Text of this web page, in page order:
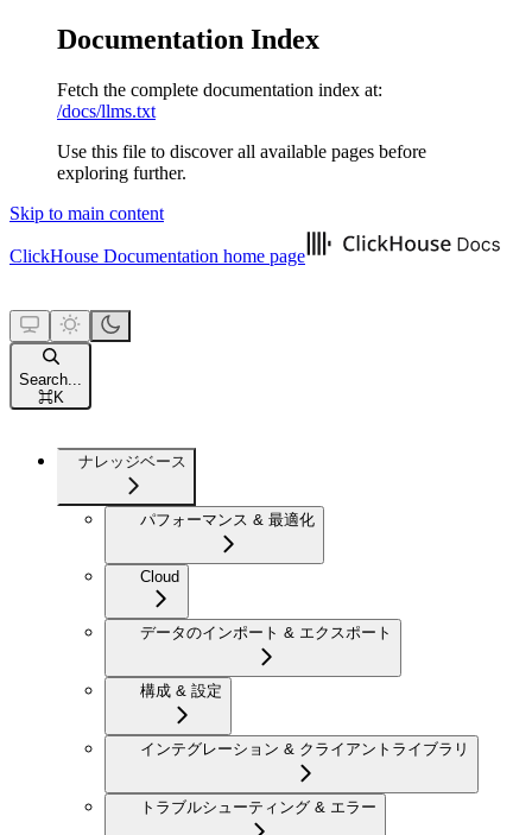
Documentation Index
Fetch the complete documentation index at:
/docs/llms.txt
Use this file to discover all available pages before
exploring further.
Skip to main content
ClickHouse Documentation home page
Search...
⌘K
ナレッジベース
パフォーマンス & 最適化
Cloud
データのインポート & エクスポート
構成 & 設定
インテグレーション & クライアントライブラリ
トラブルシューティング & エラー